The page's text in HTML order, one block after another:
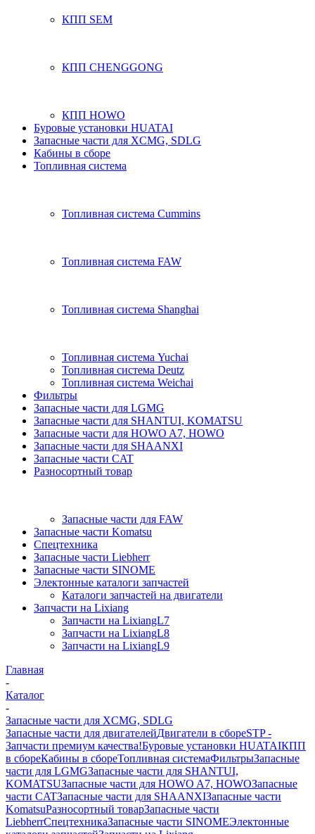
КПП SEM
КПП CHENGGONG
КПП HOWO
Буровые установки HUATAI
Запасные части для XCMG, SDLG
Кабины в сборе
Топливная система
Топливная система Cummins
Топливная система FAW
Топливная система Shanghai
Топливная система Yuchai
Топливная система Deutz
Топливная система Weichai
Фильтры
Запасные части для LGMG
Запасные части для SHANTUI, KOMATSU
Запасные части для HOWO A7, HOWO
Запасные части для SHAANXI
Запасные части CAT
Разносортный товар
Запасные части для FAW
Запасные части Komatsu
Спецтехника
Запасные части Liebherr
Запасные части SINOME
Электонные каталоги запчастей
Каталоги запчастей на двигатели
Запчасти на Lixiang
Запчасти на LixiangL7
Запчасти на LixiangL8
Запчасти на LixiangL9
Главная
-
Каталог
-
Запасные части для XCMG, SDLG
Запасные части для двигателейДвигатели в сбореSTP -
Запчасти премиум качества!Буровые установки HUATAIКПП
в сбореКабины в сбореТопливная системаФильтрыЗапасные
части для LGMGЗапасные части для SHANTUI,
KOMATSUЗапасные части для HOWO A7, HOWOЗапасные
части CATЗапасные части для SHAANXIЗапасные части
KomatsuРазносортный товарЗапасные части
LiebherrСпецтехникаЗапасные части SINOMEЭлектонные